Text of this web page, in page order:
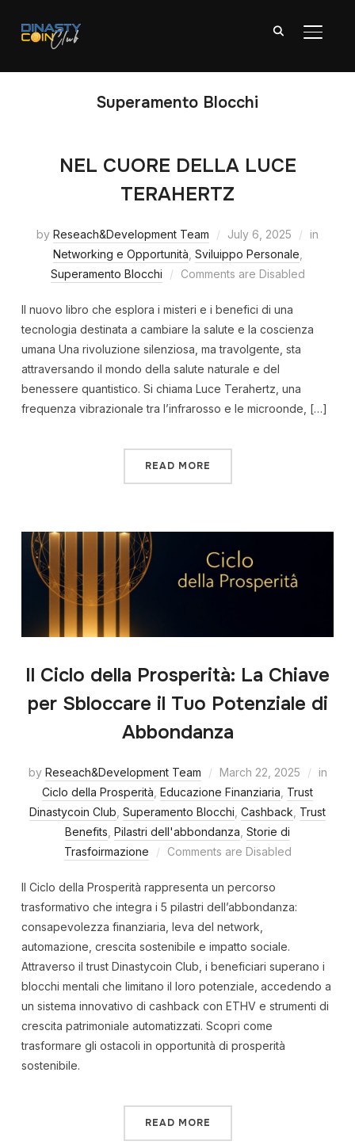
Superamento Blocchi
NEL CUORE DELLA LUCE
TERAHERTZ
by Reseach&Development Team July 6, 2025
in
Networking e Opportunità Sviluippo Personale
Superamento Blocchi
Comments are Disabled
Il nuovo libro che esplora i misteri e i benefici di una
tecnologia destinata a cambiare la salute e la coscienza
umana Una rivoluzione silenziosa, ma travolgente, sta
attraversando il mondo della salute naturale e del
benessere quantistico. Si chiama Luce Terahertz, una
frequenza vibrazionale tra l’infrarosso e le microonde, […]
READ MORE
Il Ciclo della Prosperità: La Chiave
per Sbloccare il Tuo Potenziale di
Abbondanza
by Reseach&Development Team March 22, 2025
in
Ciclo della Prosperità Educazione Finanziaria Trust
Dinastycoin Club Superamento Blocchi Cashback Trust
Benefits Pilastri dell'abbondanza Storie di
Trasfoirmazione
Comments are Disabled
Il Ciclo della Prosperità rappresenta un percorso
trasformativo che integra i 5 pilastri dell’abbondanza:
consapevolezza finanziaria, leva del network,
automazione, crescita sostenibile e impatto sociale.
Attraverso il trust Dinastycoin Club, i beneficiari superano i
blocchi mentali che limitano il loro potenziale, accedendo a
un sistema innovativo di cashback con ETHV e strumenti di
crescita patrimoniale automatizzati. Scopri come
trasformare gli ostacoli in opportunità di prosperità
sostenibile.
READ MORE